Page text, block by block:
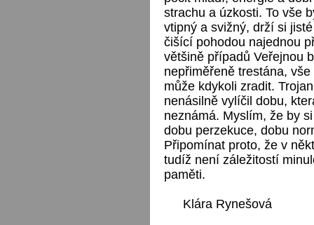
strachu a úzkosti. To vše
vtipný a svižný, drží si
čišící pohodou najednou
většině případů Veřejnou
nepřiměřeně trestána,
může kdykoli zradit.
nenásilně vylíčil dobu,
neznámá. Myslím, že by
dobu perzekuce, dobu
Připomínat proto, že v
tudíž není záležitostí
paměti.
Klára Rynešová